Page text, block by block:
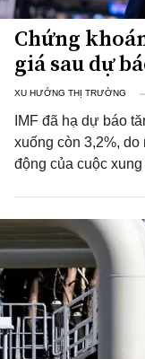
Chứng
giá sau dự
XU HƯỚNG THỊ TRƯỜNG
IMF đã hạ dự báo
xuống còn 3,2%,
động của cuộc